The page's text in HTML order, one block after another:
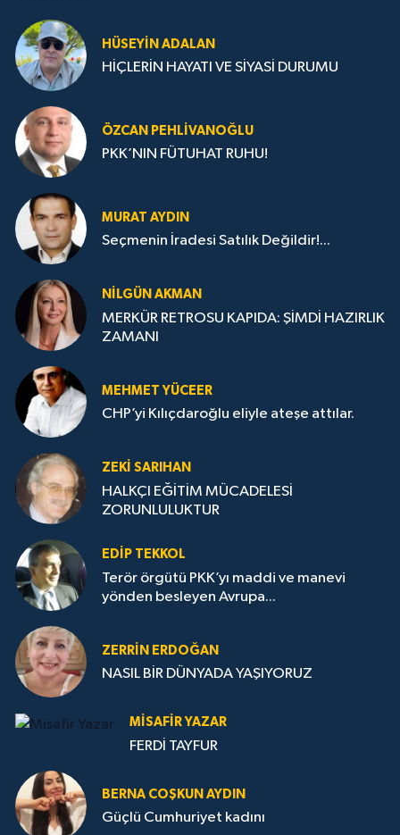
HÜSEYIN ADALAN
HİÇLERİN HAYATI VE SİYASİ DURUMU
ÖZCAN PEHLIVANOĞLU
PKK’NIN FÜTUHAT RUHU!
MURAT AYDIN
Seçmenin İradesi Satılık Değildir!...
NILGÜN AKMAN
MERKÜR RETROSU KAPIDA: ŞİMDİ HAZIRLIK
ZAMANI
MEHMET YÜCEER
CHP’yi Kılıçdaroğlu eliyle ateşe attılar.
ZEKI SARIHAN
HALKÇI EĞİTİM MÜCADELESİ
ZORUNLULUKTUR
EDIP TEKKOL
Terör örgütü PKK’yı maddi ve manevi
yönden besleyen Avrupa...
ZERRIN ERDOĞAN
NASIL BİR DÜNYADA YAŞIYORUZ
MISAFIR YAZAR
FERDİ TAYFUR
BERNA COŞKUN AYDIN
Güçlü Cumhuriyet kadını